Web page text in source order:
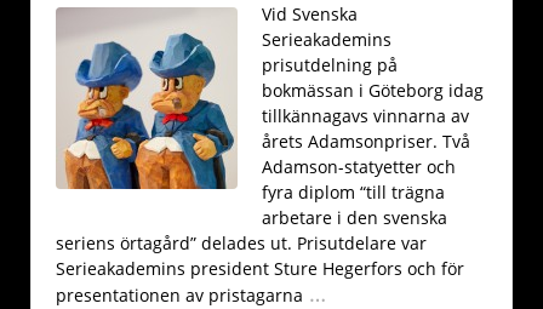
Vid Svenska
Serieakademins
prisutdelning på
bokmässan i Göteborg idag
tillkännagavs vinnarna av
årets Adamsonpriser. Två
Adamson-statyetter och
fyra diplom “till trägna
arbetare i den svenska
seriens örtagård” delades ut. Prisutdelare var
Serieakademins president Sture Hegerfors och för
presentationen av pristagarna …